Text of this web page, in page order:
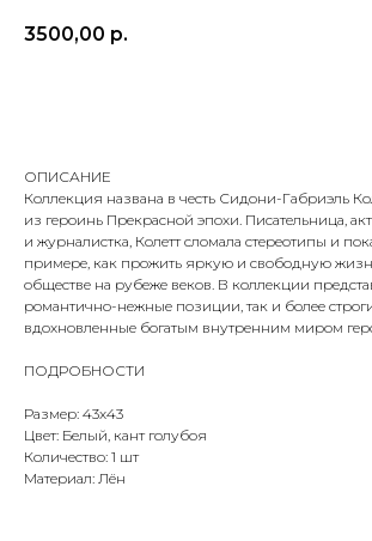
3500,00 р.
ОПИСАНИЕ
Коллекция названа в честь Сидони-Габриэль
из героинь Прекрасной эпохи. Писательница,
и журналистка, Колетт сломала стереотипы и
примере, как прожить яркую и свободную
обществе на рубеже веков. В коллекции
романтично-нежные позиции, так и более
вдохновленные богатым внутренним миром
ПОДРОБНОСТИ
Размер: 43х43
Цвет: Белый, кант голубоя
Количество: 1 шт
Материал: Лён